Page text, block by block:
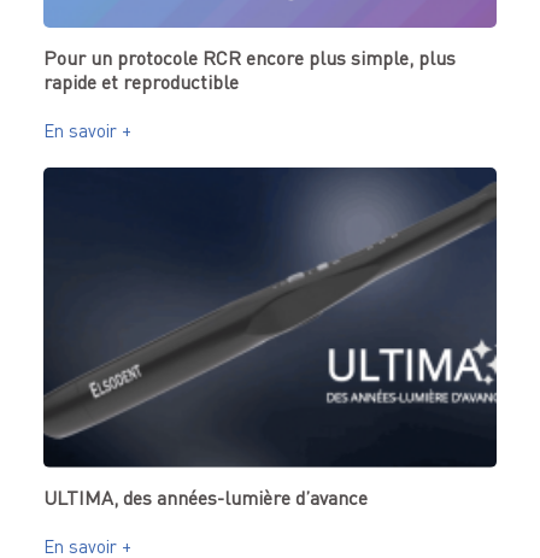
Pour un protocole RCR encore plus simple, plus
rapide et reproductible
En savoir +
ULTIMA, des années-lumière d’avance
En savoir +